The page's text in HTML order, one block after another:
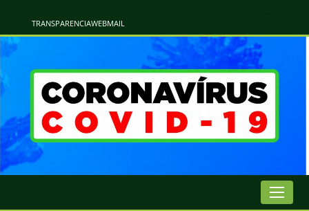
TRANSPARENCIAWEBMAIL